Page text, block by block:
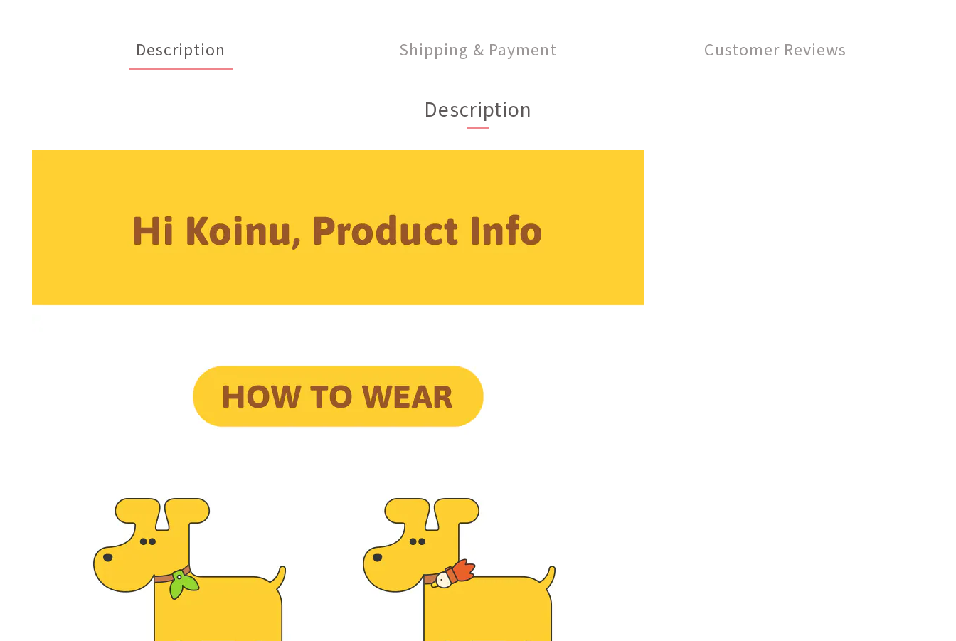
Description Shipping & Payment Customer Reviews
Description